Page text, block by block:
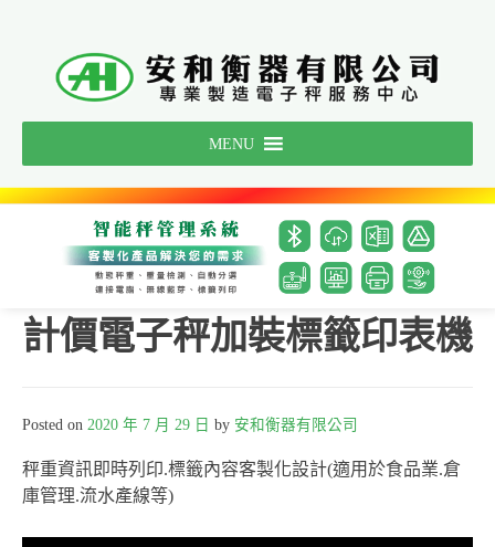
MENU
計價電子秤加裝標籤印表機
Posted on 2020 年 7 月 29 日 by 安和衡器有限公司
秤重資訊即時列印.標籤內容客製化設計(適用於食品業.倉
庫管理.流水產線等)